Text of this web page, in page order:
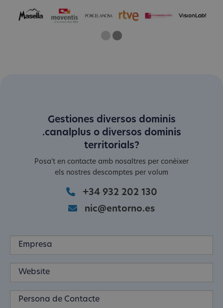
OneTwo
Current Slide
Gestiones diversos dominis
.canalplus o diversos dominis
territorials?
Posa't en contacte amb nosaltres per conèixer
els nostres descomptes per volum
+34 932 202 130
nic@entorno.es